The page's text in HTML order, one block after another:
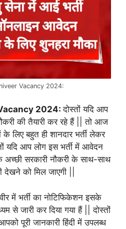
Vacancy 2024:
2024:दोस्तों यदि आप
की तैयारी कर रहे हैं || तो आज
बहुत ही शानदार भर्ती लेकर
यदि आप लोग इस भर्ती में आवेदन
सरकारी नौकरी के साथ-साथ
को मिल जाएगी ||
में भर्ती का नोटिफिकेशन इसके
से जारी कर दिया गया हैं || दोस्तों
पूरी जानकारी हिंदी में उपलब्ध